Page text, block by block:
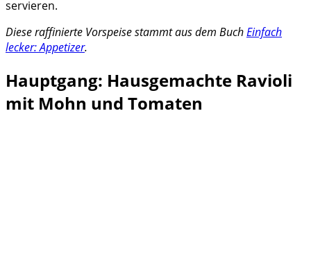
servieren.
Diese raffinierte Vorspeise stammt aus dem BuchEinfach
lecker: Appetizer.
Hauptgang: Hausgemachte Ravioli
mit Mohn und Tomaten